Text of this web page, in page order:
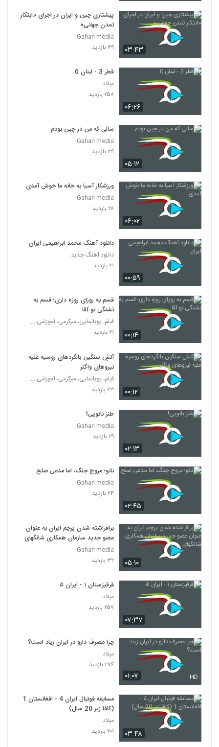
۰۳:۴۳
پیشتازی چین و ایران در اجرای «ابتکار
تمدن جهانی»
Gahan media
۳۹ بازدید
۰۶:۲۶
قطر 3 - لبنان 0
میلاد
۲۵۸ بازدید
۰۵:۱۲
سالی که من در چین بودم
Gahan media
۳۹ بازدید
۰۶:۰۲
ورزشکار آسیا به خانه ما خوش آمدی
Gahan media
۲۸ بازدید
۰۰:۵۹
دانلود آهنگ محمد ابراهیمی ایران
دانلود آهنگ جدید
۲۱ بازدید
۰۰:۱۴
قسم به روزای روزه داری؛ قسم به
تشنگی تو آقا
فیلم، پویانمایی، سرگرمی، آموزشی،....
۲۱ بازدید
۰۰:۱۲
آتشِ سنگین بالگردهای روسیه علیه
نیروهای واگنر
فیلم، پویانمایی، سرگرمی، آموزشی،....
۲۳ بازدید
۰۲:۱۳
طنز ناتویی!
Gahan media
۲۹ بازدید
۰۲:۴۵
ناتو؛ مروج جنگ، اما مدعی صلح
Gahan media
۲۴ بازدید
۰۵:۱۰
برافراشته شدن پرچم ایران به عنوان
عضو جدید سازمان همکاری شانگهای
Gahan media
۳۲ بازدید
۰۷:۳۷
قرقیزستان ۱ - ایران ۵
میلاد
۲۵۷ بازدید
۰۱:۰۷ HD
چرا مصرف دارو در ایران زیاد است؟
میلاد
۲۷۶ بازدید
۰۳:۴۸
مسابقه فوتبال ایران 4 - افغانستان 1
(کافا زیر 20 سال)
میلاد
۲۰۱ بازدید